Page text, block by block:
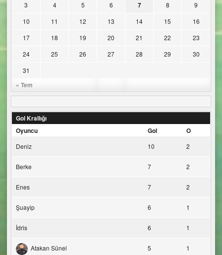
« Tem
3
4 5 6 7 8
9
10
11 12 13 14 15
16
17
18 19 20 21 22
23
24
25 26 27 28 29
30
31
Gol Krallığı
Oyuncu
Gol O
Deniz 10 2
Berke 7 2
Enes 7 2
Şuayip 6 1
İdris 6 1
Atakan Sünel 5 1